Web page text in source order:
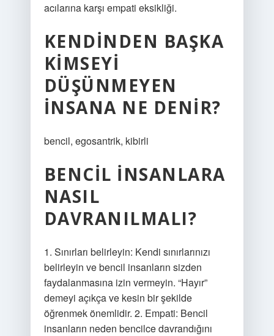
acılarına karşı empati eksikliği.
KENDINDEN BAŞKA
KIMSEYI
DÜŞÜNMEYEN
INSANA NE DENIR?
bencil, egosantrik, kibirli
BENCIL INSANLARA
NASIL
DAVRANILMALI?
1. Sınırları belirleyin: Kendi sınırlarınızı
belirleyin ve bencil insanların sizden
faydalanmasına izin vermeyin. “Hayır”
demeyi açıkça ve kesin bir şekilde
öğrenmek önemlidir. 2. Empati: Bencil
insanların neden bencilce davrandığını